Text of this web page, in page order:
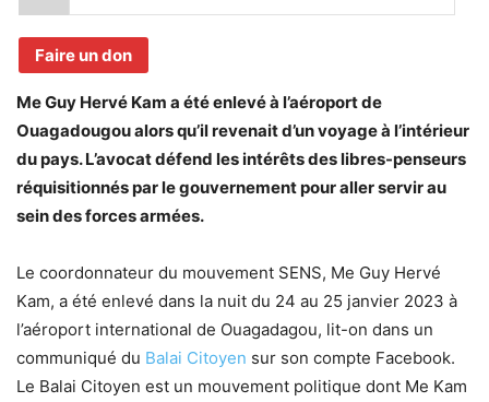
Faire un don
Me Guy Hervé Kam a été enlevé à l’aéroport de
Ouagadougou alors qu’il revenait d’un voyage à l’intérieur
du pays. L’avocat défend les intérêts des libres-penseurs
réquisitionnés par le gouvernement pour aller servir au
sein des forces armées.
Le coordonnateur du mouvement SENS, Me Guy Hervé
Kam, a été enlevé dans la nuit du 24 au 25 janvier 2023 à
l’aéroport international de Ouagadagou, lit-on dans un
communiqué du Balai Citoyen sur son compte Facebook.
Le Balai Citoyen est un mouvement politique dont Me Kam